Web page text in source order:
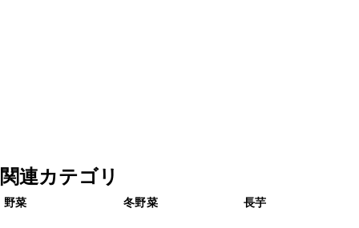
関連カテゴリ
野菜 冬野菜 長芋